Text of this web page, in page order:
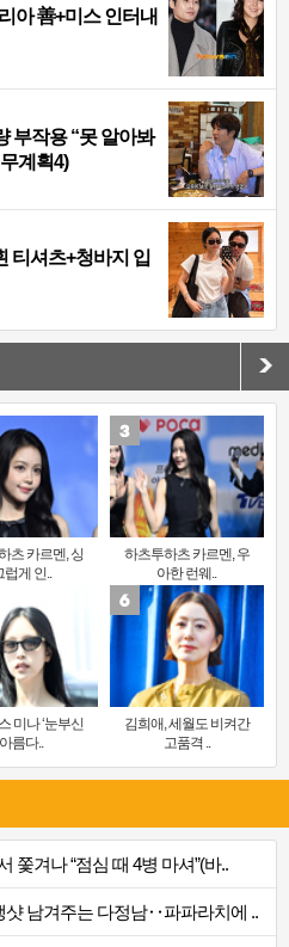
아 善+미스 인터내
부작용 “못 알아봐
계획4)
티셔츠+청바지 입
츠 카르멘, 싱
럽게 인..
하츠투하츠 카르멘, 우
아한 런웨..
미나 ‘눈부신
아름다..
김희애, 세월도 비켜간
고품격 ..
쫓겨나 “점심 때 4병 마셔”(바..
샷 남겨주는 다정남‥파파라치에 ..